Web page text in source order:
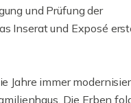
und Prüfung der
Inserat und Exposé
Jahre immer
Die Erben